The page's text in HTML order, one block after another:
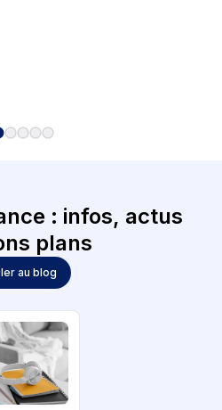
: infos, actus
plans
au blog